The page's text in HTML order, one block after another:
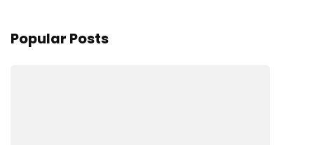
Popular Posts